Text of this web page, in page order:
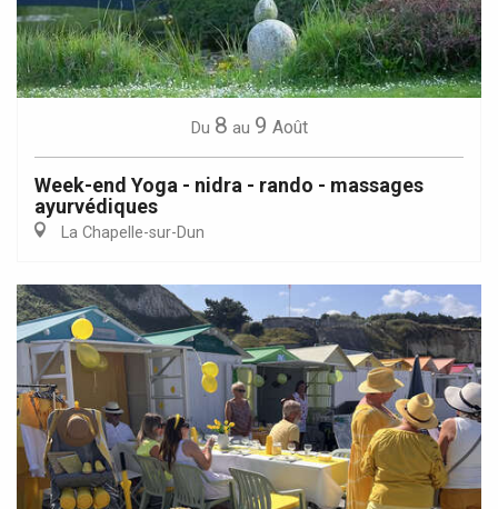
Du 8 au 9 Août
Week-end Yoga - nidra - rando - massages
ayurvédiques
La Chapelle-sur-Dun